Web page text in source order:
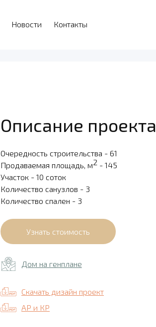
Новости Контакты
Описание проекта
Очередность строительства - 61
Продаваемая площадь, м2- 145
Участок - 10 соток
Количество санузлов - 3
Количество спален - 3
Дом на генплане
Скачать дизайн проект
АР и КР